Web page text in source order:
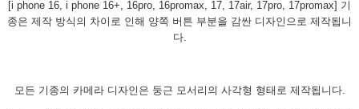
[i phone 16, i phone 16+, 16pro, 16promax, 17, 17air, 17pro, 17promax] 기
종은 제작 방식의 차이로 인해 양쪽 버튼 부분을 감싼 디자인으로 제작됩니
다.
모든 기종의 카메라 디자인은 둥근 모서리의 사각형 형태로 제작됩니다.